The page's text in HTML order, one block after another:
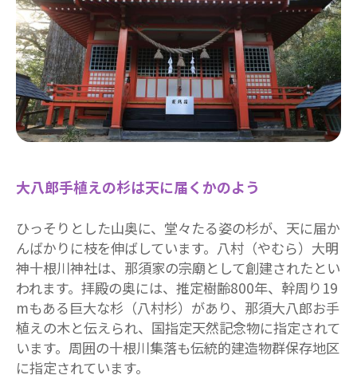
大八郎手植えの杉は天に届くかのよう
ひっそりとした山奥に、堂々たる姿の杉が、天に届か
んばかりに枝を伸ばしています。八村（やむら）大明
神十根川神社は、那須家の宗廟として創建されたとい
われます。拝殿の奥には、推定樹齢800年、幹周り19
mもある巨大な杉（八村杉）があり、那須大八郎お手
植えの木と伝えられ、国指定天然記念物に指定されて
います。周囲の十根川集落も伝統的建造物群保存地区
に指定されています。